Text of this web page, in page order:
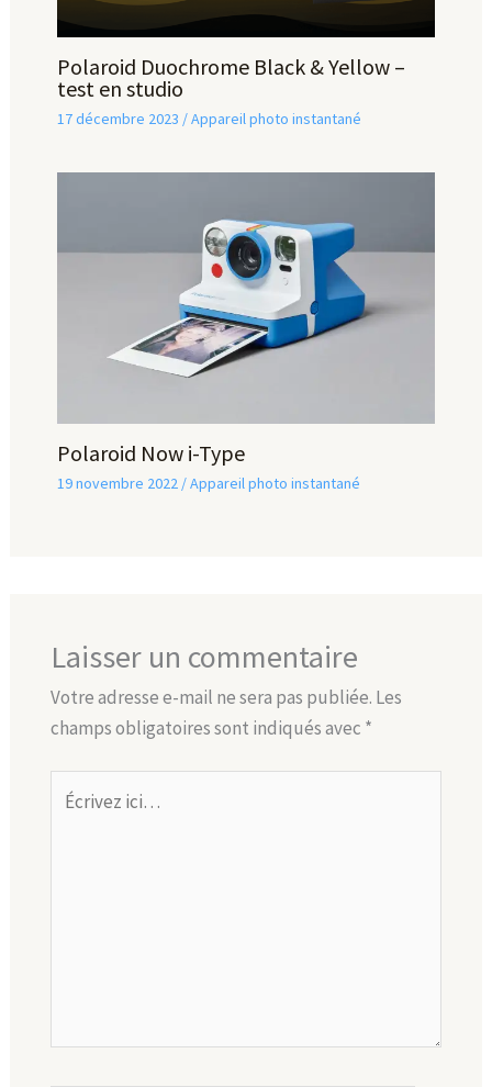
Polaroid Duochrome Black & Yellow –
test en studio
17 décembre 2023 /Appareil photo instantané
Polaroid Now i-Type
19 novembre 2022 /Appareil photo instantané
Laisser un commentaire
Votre adresse e-mail ne sera pas publiée. Les
champs obligatoires sont indiqués avec *
Écrivez
ici…